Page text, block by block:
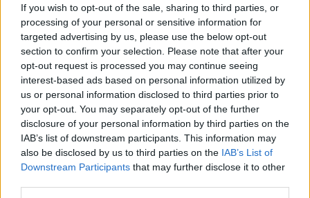
If you wish to opt-out of the sale, sharing to third parties, or
processing of your personal or sensitive information for
targeted advertising by us, please use the below opt-out
section to confirm your selection. Please note that after your
opt-out request is processed you may continue seeing
interest-based ads based on personal information utilized by
us or personal information disclosed to third parties prior to
your opt-out. You may separately opt-out of the further
disclosure of your personal information by third parties on the
IAB’s list of downstream participants. This information may
also be disclosed by us to third parties on the IAB’s List of
Downstream Participants that may further disclose it to other
LEGFRISSEBB
Országos hírek
Megérkezett az eső a Duna vízgyűjtőjére
Aktuális
Paks II.: Mit jelent az 5. blokk új